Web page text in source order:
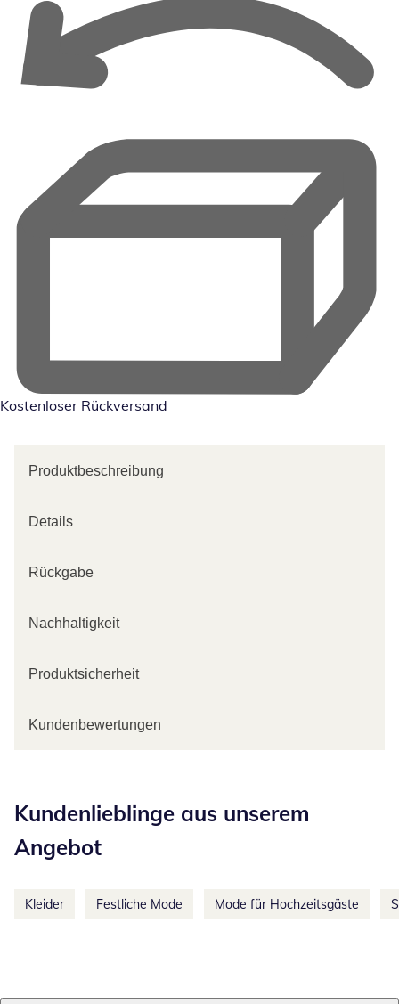
Kostenloser Rückversand
Produktbeschreibung
Details
Rückgabe
Nachhaltigkeit
Produktsicherheit
Kundenbewertungen
Kundenlieblinge aus unserem
Angebot
Kleider Festliche Mode Mode für Hochzeitsgäste